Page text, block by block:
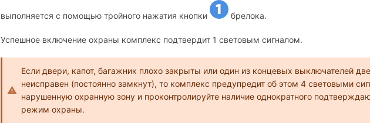
выполняется с помощью тройного нажатия кнопки брелока.
Успешное включение охраны комплекс подтвердит 1 световым сигналом.
Если двери, капот, багажник плохо закрыты или один из концевых выключателей
неисправен (постоянно замкнут), то комплекс предупредит об этом 4 световыми
нарушенную охранную зону и проконтролируйте наличие однократного
режим охраны.